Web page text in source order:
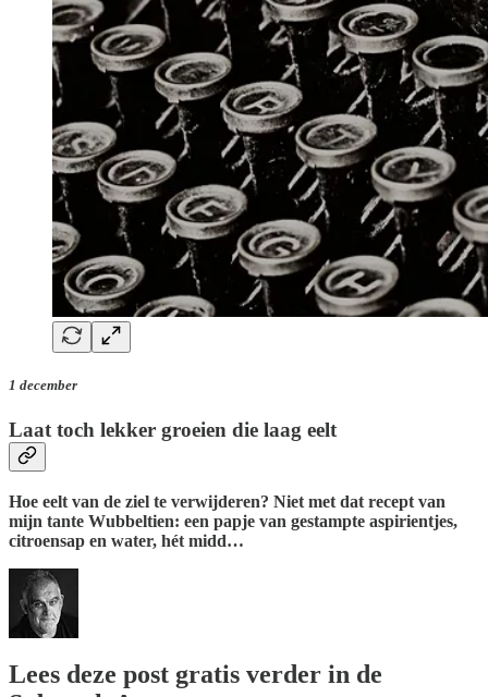
1 december
Laat toch lekker groeien die laag eelt
Hoe eelt van de ziel te verwijderen? Niet met dat recept van
mijn tante Wubbeltien: een papje van gestampte aspirientjes,
citroensap en water, hét midd…
Lees deze post gratis verder in de